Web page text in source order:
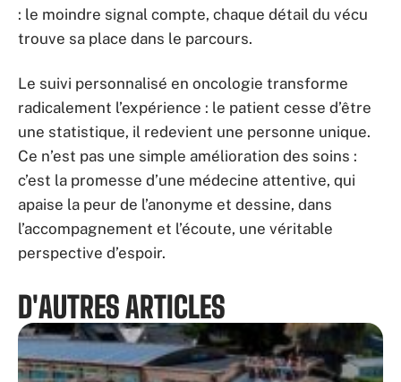
: le moindre signal compte, chaque détail du vécu
trouve sa place dans le parcours.
Le suivi personnalisé en oncologie transforme
radicalement l’expérience : le patient cesse d’être
une statistique, il redevient une personne unique.
Ce n’est pas une simple amélioration des soins :
c’est la promesse d’une médecine attentive, qui
apaise la peur de l’anonyme et dessine, dans
l’accompagnement et l’écoute, une véritable
perspective d’espoir.
D'AUTRES ARTICLES